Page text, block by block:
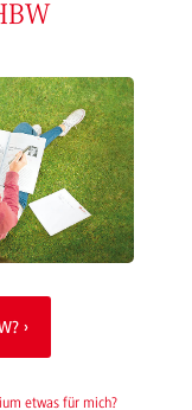
etwas für mich?